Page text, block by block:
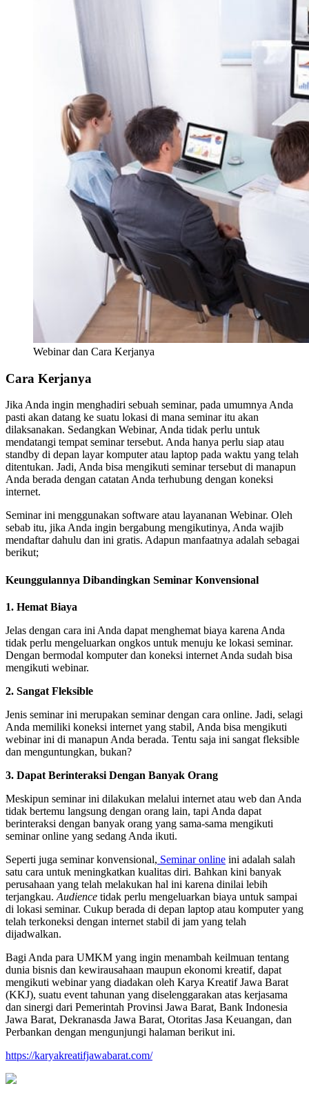
Webinar dan Cara Kerjanya
Cara Kerjanya
Jika Anda ingin menghadiri sebuah seminar, pada umumnya Anda
pasti akan datang ke suatu lokasi di mana seminar itu akan
dilaksanakan. Sedangkan Webinar, Anda tidak perlu untuk
mendatangi tempat seminar tersebut. Anda hanya perlu siap atau
standby di depan layar komputer atau laptop pada waktu yang telah
ditentukan. Jadi, Anda bisa mengikuti seminar tersebut di manapun
Anda berada dengan catatan Anda terhubung dengan koneksi
internet.
Seminar ini menggunakan software atau layananan Webinar. Oleh
sebab itu, jika Anda ingin bergabung mengikutinya, Anda wajib
mendaftar dahulu dan ini gratis. Adapun manfaatnya adalah sebagai
berikut;
Keunggulannya Dibandingkan Seminar Konvensional
1. Hemat Biaya
Jelas dengan cara ini Anda dapat menghemat biaya karena Anda
tidak perlu mengeluarkan ongkos untuk menuju ke lokasi seminar.
Dengan bermodal komputer dan koneksi internet Anda sudah bisa
mengikuti webinar.
2. Sangat Fleksible
Jenis seminar ini merupakan seminar dengan cara online. Jadi, selagi
Anda memiliki koneksi internet yang stabil, Anda bisa mengikuti
webinar ini di manapun Anda berada. Tentu saja ini sangat fleksible
dan menguntungkan, bukan?
3. Dapat Berinteraksi Dengan Banyak Orang
Meskipun seminar ini dilakukan melalui internet atau web dan Anda
tidak bertemu langsung dengan orang lain, tapi Anda dapat
berinteraksi dengan banyak orang yang sama-sama mengikuti
seminar online yang sedang Anda ikuti.
Seperti juga seminar konvensional, Seminar online ini adalah salah
satu cara untuk meningkatkan kualitas diri. Bahkan kini banyak
perusahaan yang telah melakukan hal ini karena dinilai lebih
terjangkau. Audience tidak perlu mengeluarkan biaya untuk sampai
di lokasi seminar. Cukup berada di depan laptop atau komputer yang
telah terkoneksi dengan internet stabil di jam yang telah
dijadwalkan.
Bagi Anda para UMKM yang ingin menambah keilmuan tentang
dunia bisnis dan kewirausahaan maupun ekonomi kreatif, dapat
mengikuti webinar yang diadakan oleh Karya Kreatif Jawa Barat
(KKJ), suatu event tahunan yang diselenggarakan atas kerjasama
dan sinergi dari Pemerintah Provinsi Jawa Barat, Bank Indonesia
Jawa Barat, Dekranasda Jawa Barat, Otoritas Jasa Keuangan, dan
Perbankan dengan mengunjungi halaman berikut ini.
https://karyakreatifjawabarat.com/